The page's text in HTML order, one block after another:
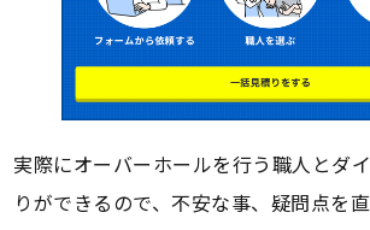
実際にオーバーホールを行う職人とダ
りができるので、不安な事、疑問点を